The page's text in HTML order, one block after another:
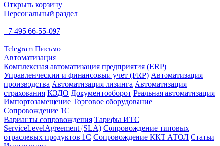
Открыть корзину
Персональный раздел
+7 495 66-55-097
Telegram Письмо
Автоматизация
Комплексная автоматизация предприятия (ERP)
Управленческий и финансовый учет (FRP) Автоматизация
производства Автоматизация лизинга Автоматизация
страхования КЭДО Документооборот Реальная автоматизация
Импортозамещение Торговое оборудование
Сопровождение 1С
Варианты сопровождения Тарифы ИТС
ServiceLevelAgreement (SLA) Сопровождение типовых
отраслевых продуктов 1С Сопровождение ККТ АТОЛ Статьи